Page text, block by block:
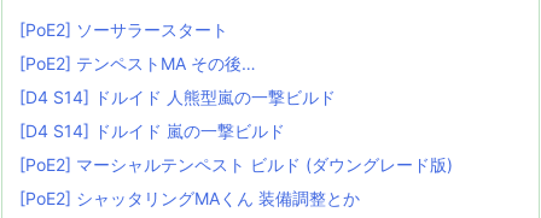
[PoE2] ソーサラースタート
[PoE2] テンペストMA その後…
[D4 S14] ドルイド 人熊型嵐の一撃ビルド
[D4 S14] ドルイド 嵐の一撃ビルド
[PoE2] マーシャルテンペスト ビルド (ダウングレード版)
[PoE2] シャッタリングMAくん 装備調整とか